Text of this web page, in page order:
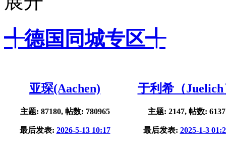
╃德国同城专区╃
亚琛(Aachen)
主题: 87180, 帖数: 780965
最后发表: 2026-5-13 10:17
于利希（Juelich
主题: 2147, 帖数: 6137
最后发表: 2025-1-3